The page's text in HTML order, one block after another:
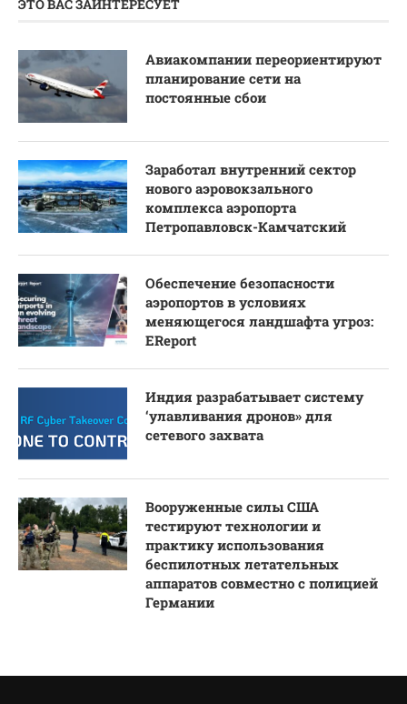
ЭТО ВАС ЗАИНТЕРЕСУЕТ
Авиакомпании переориентируют
планирование сети на
постоянные сбои
Заработал внутренний сектор
нового аэровокзального
комплекса аэропорта
Петропавловск-Камчатский
Обеспечение безопасности
аэропортов в условиях
меняющегося ландшафта угроз:
EReport
Индия разрабатывает систему
‘улавливания дронов» для
сетевого захвата
Вооруженные силы США
тестируют технологии и
практику использования
беспилотных летательных
аппаратов совместно с полицией
Германии